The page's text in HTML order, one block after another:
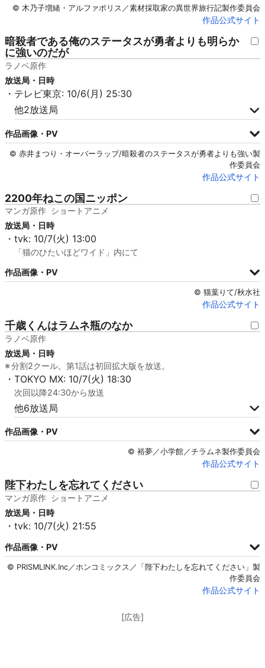
© 木乃子増緒・アルファポリス／素材採取家の異世界旅行記製作委員会
作品公式サイト
暗殺者である俺のステータスが勇者よりも明らか
に強いのだが
ラノベ原作
放送局・日時
・テレビ東京: 10/6(月) 25:30
他2放送局
作品画像・PV
© 赤井まつり・オーバーラップ/暗殺者のステータスが勇者よりも強い製
作委員会
作品公式サイト
2200年ねこの国ニッポン
マンガ原作 ショートアニメ
放送局・日時
・tvk: 10/7(火) 13:00
「猫のひたいほどワイド」内にて
作品画像・PV
© 猫葉りて/秋水社
作品公式サイト
千歳くんはラムネ瓶のなか
ラノベ原作
放送局・日時
分割2クール。第1話は初回拡大版を放送。
・TOKYO MX: 10/7(火) 18:30
次回以降24:30から放送
他6放送局
作品画像・PV
© 裕夢／小学館／チラムネ製作委員会
作品公式サイト
陛下わたしを忘れてください
マンガ原作 ショートアニメ
放送局・日時
・tvk: 10/7(火) 21:55
作品画像・PV
© PRISMLINK.Inc／ホンコミックス／「陛下わたしを忘れてください」製
作委員会
作品公式サイト
[広告]